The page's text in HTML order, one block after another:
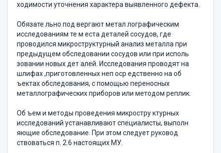
ходимости уточнения характера выявленного дефекта.
Обязате льно под вергают метал лографическим
исследованиям те м еста деталей сосудов, где
проводился микроструктурный анализ металла при
предыдущем обследовании сосудов или при исполь
зовании новых дет алей. Исследования проводят на
шлифах ,приготовленных неп оср едственно на об
ъектах обследования, с помощью переносных
металлографических приборов или методом реплик.
Об ъем и методы проведения микростру ктурных
исследований устанавливают специалисты, выполн
яющие обследование. При этом следует руковод
ствоваться п. 2.6 настоящих МУ.